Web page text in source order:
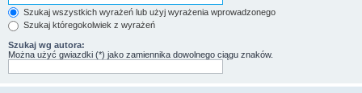
Szukaj wszystkich wyrażeń lub użyj wyrażenia wprowadzonego
Szukaj któregokolwiek z wyrażeń
Szukaj wg autora:
Można użyć gwiazdki (*) jako zamiennika dowolnego ciągu znaków.